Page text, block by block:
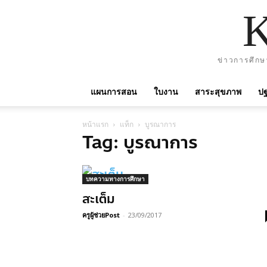
ข่าวการศึก
แผนการสอน ใบงาน สาระสุขภาพ ป
หน้าแรก แท็ก บูรณาการ
Tag: บูรณาการ
บทความทางการศึกษา
สะเต็ม
ครูผู้ช่วยPost - 23/09/2017